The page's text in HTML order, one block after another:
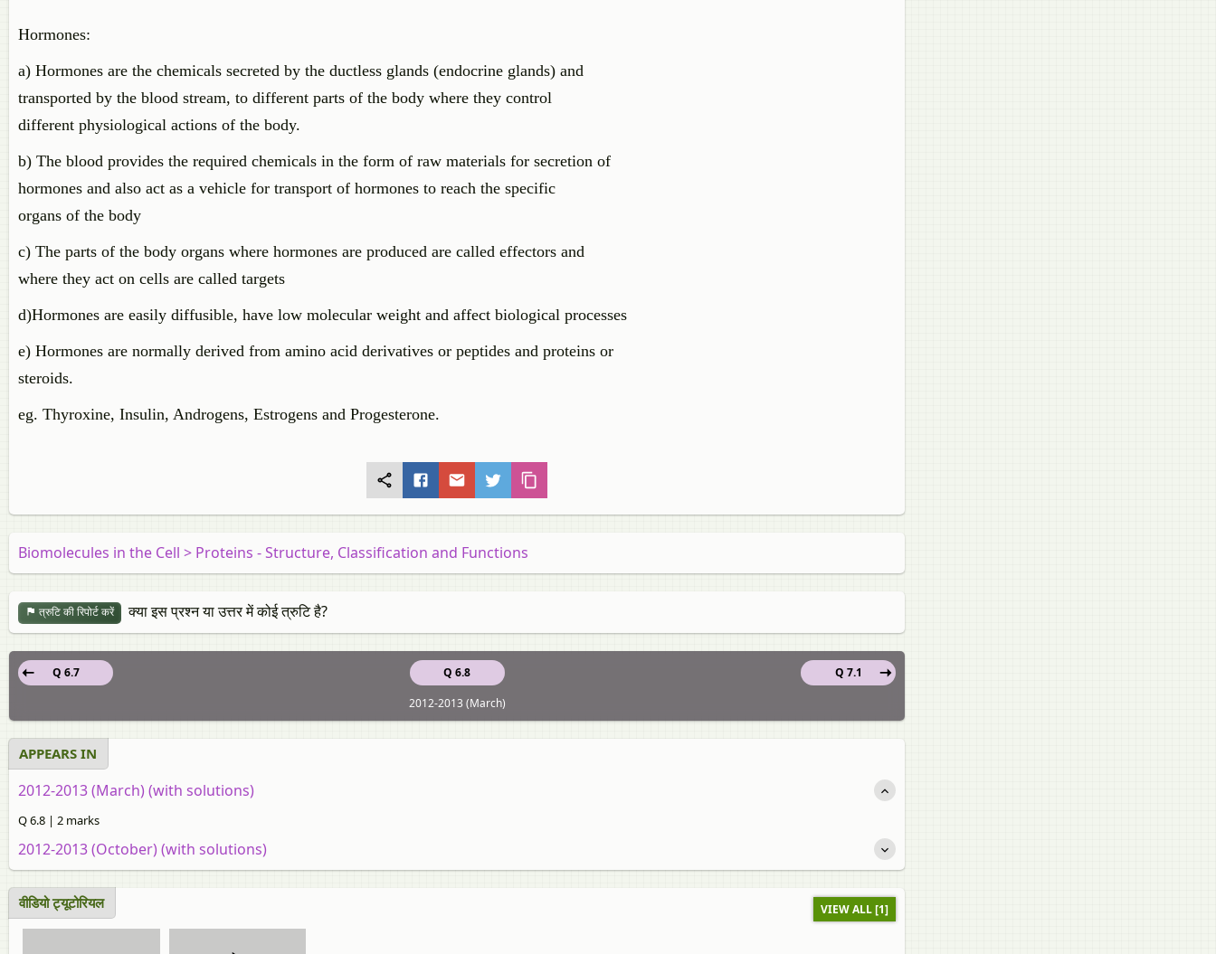
Hormones:
a) Hormones are the chemicals secreted by the ductless glands (endocrine glands) and
transported by the blood stream, to different parts of the body where they control
different physiological actions of the body.
b) The blood provides the required chemicals in the form of raw materials for secretion of
hormones and also act as a vehicle for transport of hormones to reach the specific
organs of the body
c) The parts of the body organs where hormones are produced are called effectors and
where they act on cells are called targets
d)Hormones are easily diffusible, have low molecular weight and affect biological processes
e) Hormones are normally derived from amino acid derivatives or peptides and proteins or
steroids.
eg. Thyroxine, Insulin, Androgens, Estrogens and Progesterone.
Biomolecules in the Cell > Proteins - Structure, Classification and Functions
त्रुटि की रिपोर्ट करें क्या इस प्रश्न या उत्तर में कोई त्रुटि है?
Q 6.8
Q 6.7
Q 7.1
2012-2013 (March)
APPEARS IN
2012-2013 (March) (with solutions)
Q 6.8 | 2 marks
2012-2013 (October) (with solutions)
वीडियो ट्यूटोरियल VIEW ALL [1]